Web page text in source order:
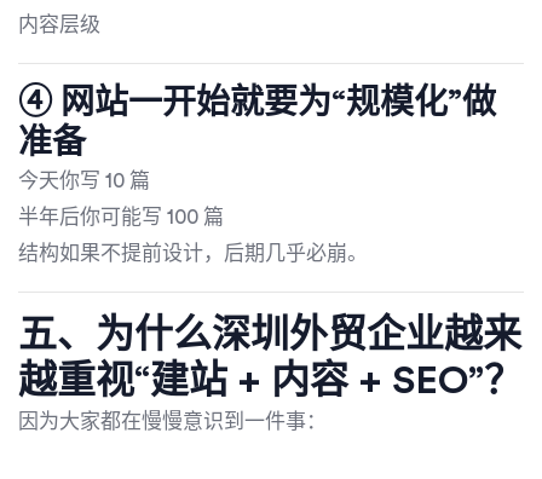
内容层级
④ 网站一开始就要为“规模化”做
准备
今天你写 10 篇
半年后你可能写 100 篇
结构如果不提前设计，后期几乎必崩。
五、为什么深圳外贸企业越来
越重视“建站 + 内容 + SEO”？
因为大家都在慢慢意识到一件事：